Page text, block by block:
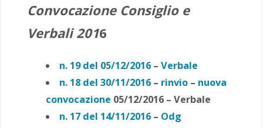
Convocazione Consiglio e
Verbali 2016
n. 19 del 05/12/2016 –Verbale
n. 18 del 30/11/2016 – rinvio – nuova
convocazione 05/12/2016 – Verbale
n. 17 del 14/11/2016 – Odg